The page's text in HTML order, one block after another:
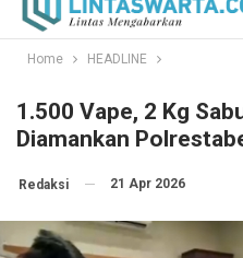
Home HEADLINE
1.500 Vape, 2 Kg
Diamankan
Redaksi 21 Apr 2026